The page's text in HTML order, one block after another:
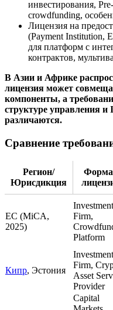
инвестирования,
crowdfunding,
Лицензия на
(Payment Institution,
для платформ с
контрактов,
В Азии и Африке
лицензия может
компоненты, а
структуре управления и
различаются.
Сравнение
Регион/
Юрисдикция
ЕС (MiCA,
2025)
Investment
Firm,
Platform
Кипр, Эстония
Investment
Firm,
Asset
Provider
Capital